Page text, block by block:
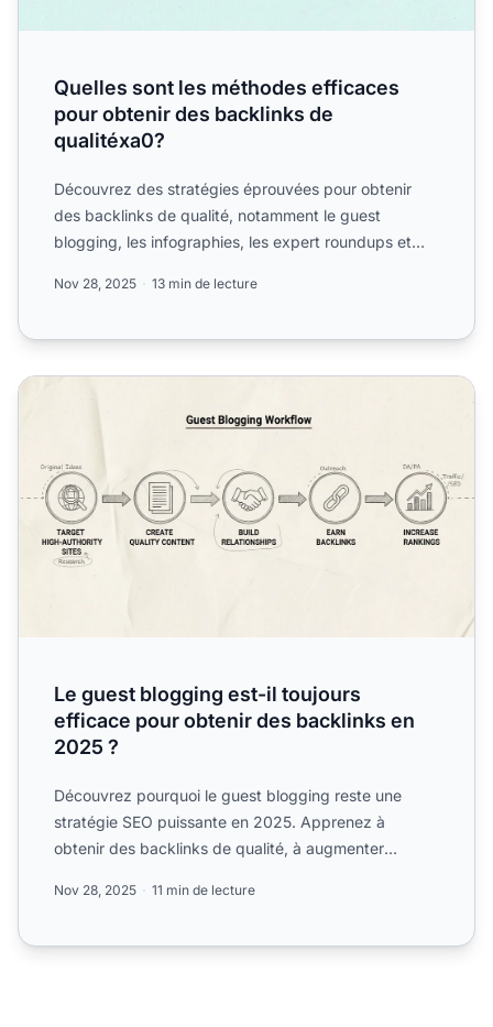
Quelles sont les méthodes efficaces
pour obtenir des backlinks de
qualitéxa0?
Découvrez des stratégies éprouvées pour obtenir
des backlinks de qualité, notamment le guest
blogging, les infographies, les expert roundups et
Nov 28, 2025 13 min de lecture
Le guest blogging est-il toujours efficace pour obtenir
Le guest blogging est-il toujours
efficace pour obtenir des backlinks en
2025 ?
Découvrez pourquoi le guest blogging reste une
stratégie SEO puissante en 2025. Apprenez à
obtenir des backlinks de qualité, à augmenter
Nov 28, 2025 11 min de lecture